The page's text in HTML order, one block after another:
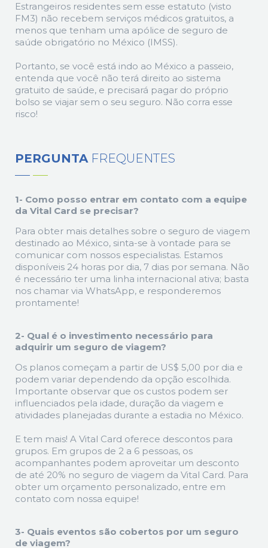
Estrangeiros residentes sem esse estatuto (visto
FM3) não recebem serviços médicos gratuitos, a
menos que tenham uma apólice de seguro de
saúde obrigatório no México (IMSS).
Portanto, se você está indo ao México a passeio,
entenda que você não terá direito ao sistema
gratuito de saúde, e precisará pagar do próprio
bolso se viajar sem o seu seguro. Não corra esse
risco!
PERGUNTAFREQUENTES
1- Como posso entrar em contato com a equipe
da Vital Card se precisar?
Para obter mais detalhes sobre o seguro de viagem
destinado ao México, sinta-se à vontade para se
comunicar com nossos especialistas. Estamos
disponíveis 24 horas por dia, 7 dias por semana. Não
é necessário ter uma linha internacional ativa; basta
nos chamar via WhatsApp, e responderemos
prontamente!
2- Qual é o investimento necessário para
adquirir um seguro de viagem?
Os planos começam a partir de US$ 5,00 por dia e
podem variar dependendo da opção escolhida.
Importante observar que os custos podem ser
influenciados pela idade, duração da viagem e
atividades planejadas durante a estadia no México.
E tem mais! A Vital Card oferece descontos para
grupos. Em grupos de 2 a 6 pessoas, os
acompanhantes podem aproveitar um desconto
de até 20% no seguro de viagem da Vital Card. Para
obter um orçamento personalizado, entre em
contato com nossa equipe!
3- Quais eventos são cobertos por um seguro
de viagem?